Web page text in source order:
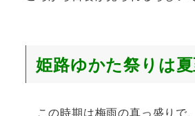
姫路ゆかた祭りは
この時期は梅雨の真っ盛りで